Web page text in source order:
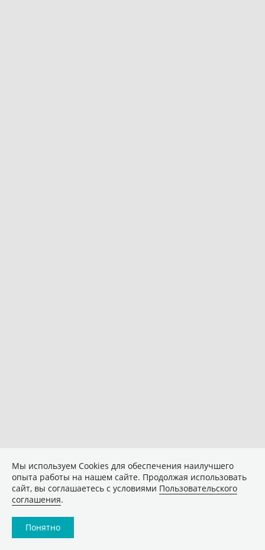
Мы используем Сookies для обеспечения наилучшего
опыта работы на нашем сайте. Продолжая использовать
сайт, вы соглашаетесь с условиями Пользовательского
соглашения.
Понятно